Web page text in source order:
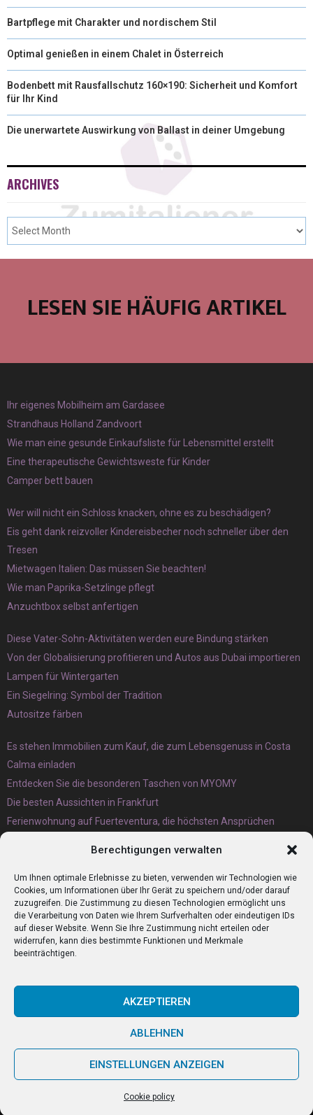
Berechtigungen verwalten
Um Ihnen optimale Erlebnisse zu bieten, verwenden wir Technologien wie
Cookies, um Informationen über Ihr Gerät zu speichern und/oder darauf
zuzugreifen. Die Zustimmung zu diesen Technologien ermöglicht uns
die Verarbeitung von Daten wie Ihrem Surfverhalten oder eindeutigen IDs
auf dieser Website. Wenn Sie Ihre Zustimmung nicht erteilen oder
widerrufen, kann dies bestimmte Funktionen und Merkmale
beeinträchtigen.
AKZEPTIEREN
ABLEHNEN
EINSTELLUNGEN ANZEIGEN
Cookie policy
Bartpflege mit Charakter und nordischem Stil
Optimal genießen in einem Chalet in Österreich
Bodenbett mit Rausfallschutz 160×190: Sicherheit und Komfort
für Ihr Kind
Die unerwartete Auswirkung von Ballast in deiner Umgebung
ARCHIVES
LESEN SIE HÄUFIG ARTIKEL
Ihr eigenes Mobilheim am Gardasee
Strandhaus Holland Zandvoort
Wie man eine gesunde Einkaufsliste für Lebensmittel erstellt
Eine therapeutische Gewichtsweste für Kinder
Camper bett bauen
Wer will nicht ein Schloss knacken, ohne es zu beschädigen?
Eis geht dank reizvoller Kindereisbecher noch schneller über den
Tresen
Mietwagen Italien: Das müssen Sie beachten!
Wie man Paprika-Setzlinge pflegt
Anzuchtbox selbst anfertigen
Diese Vater-Sohn-Aktivitäten werden eure Bindung stärken
Von der Globalisierung profitieren und Autos aus Dubai importieren
Lampen für Wintergarten
Ein Siegelring: Symbol der Tradition
Autositze färben
Es stehen Immobilien zum Kauf, die zum Lebensgenuss in Costa
Calma einladen
Entdecken Sie die besonderen Taschen von MYOMY
Die besten Aussichten in Frankfurt
Ferienwohnung auf Fuerteventura, die höchsten Ansprüchen
Eternit Wellplatten Entsorgung lieber heute als morgen erledigen
lassen
Contact